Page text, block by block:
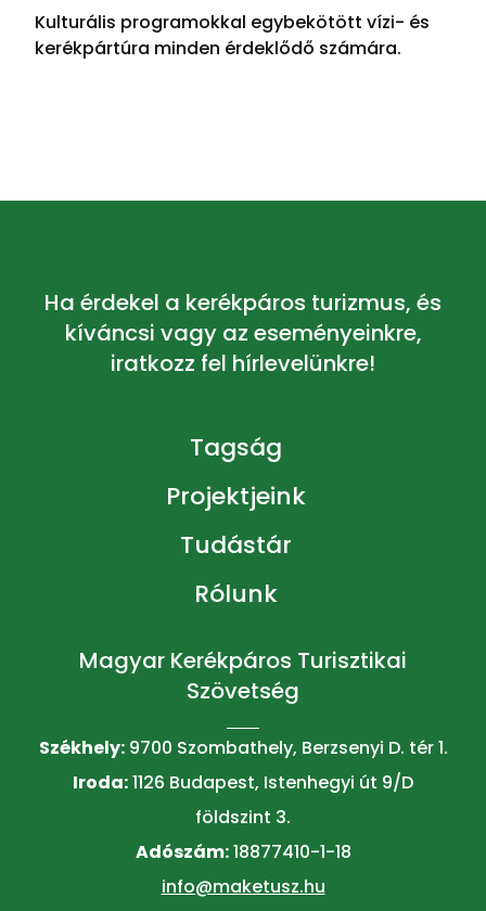
Kulturális programokkal egybekötött vízi- és
kerékpártúra minden érdeklődő számára.
Tagság
Projektjeink
Tudástár
Rólunk
Magyar Kerékpáros Turisztikai
Szövetség
Székhely:9700 Szombathely, Berzsenyi D. tér 1.
Iroda:1126 Budapest, Istenhegyi út 9/D
földszint 3.
Adószám:18877410-1-18
info@maketusz.hu
Ha érdekel a kerékpáros turizmus, és
kíváncsi vagy az eseményeinkre,
iratkozz fel hírlevelünkre!